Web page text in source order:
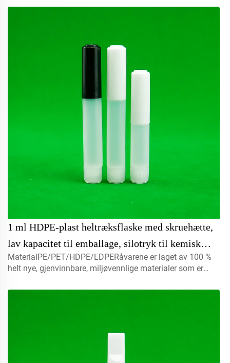
1 ml HDPE-plast heltræksflaske med skruehætte,
lav kapacitet til emballage, silotryk til kemisk
brug
MaterialPE/PET/HDPE/LDPERåvarene er laget av 100 %
helt nye, gjenvinnbare, miljøvennlige materialer som er
oss for skreddersyingLokmister, sprayhatter, skruflok,